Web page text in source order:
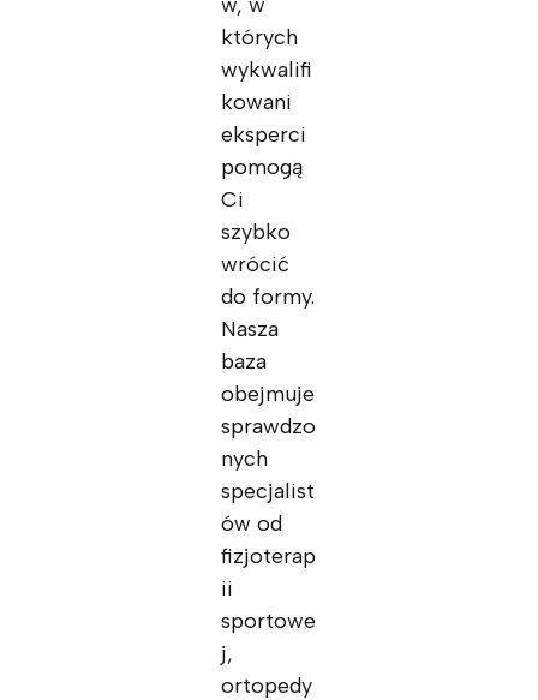
których
wykwalifi
kowani
eksperci
pomogą
Ci
szybko
wrócić
do formy.
Nasza
baza
obejmuje
sprawdzo
nych
specjalist
ów od
fizjoterap
ii
sportowe
j,
ortopedy